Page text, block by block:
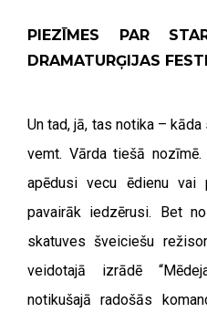
PIEZĪMES PAR
DRAMATURĢIJAS
Un tad, jā, tas notika –
vemt. Vārda tiešā
apēdusi vecu ēdienu vai
pavairāk iedzērusi. Bet
skatuves šveiciešu
veidotajā izrādē
notikušajā radošās